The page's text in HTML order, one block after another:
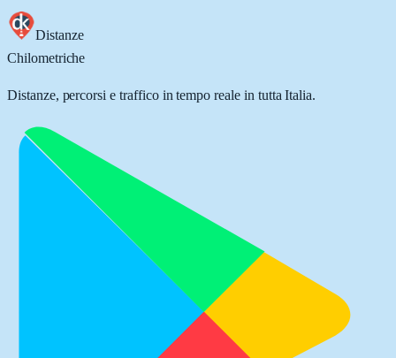
Distanze
Chilometriche
Distanze, percorsi e traffico in tempo reale in tutta Italia.